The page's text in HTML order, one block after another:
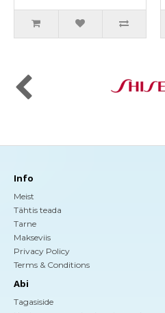
Info
Meist
Tähtis teada
Tarne
Makseviis
Privacy Policy
Terms & Conditions
Abi
Tagasiside